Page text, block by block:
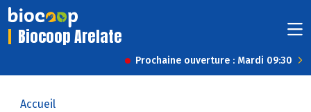
Biocoop Arelate
Prochaine ouverture : Mardi 09:30
Accueil